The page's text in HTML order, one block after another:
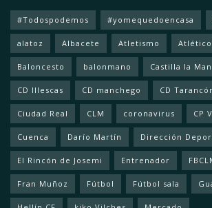
#Todospodemos #yomequedoencasa
alatoz Albacete Atletismo
Baloncesto balonmano Castilla la
CD Illescas CD manchego CD
Ciudad Real CLM coronavirus CP
Cuenca Darío Martín Dirección
El Rincón de Josemi Entrenador
Fran Muñoz Fútbol Fútbol sala